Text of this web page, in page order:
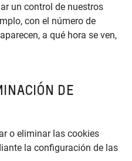
un control de nuestros
con el número de
a qué hora se ven,
DE
o eliminar las cookies
la configuración de las